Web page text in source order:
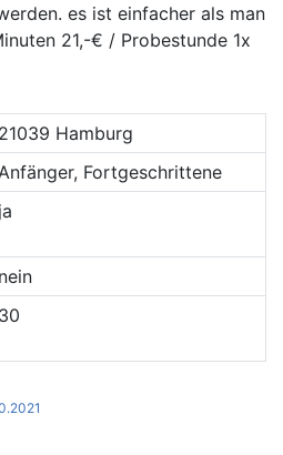
es ist einfacher als man
21,-€ / Probestunde 1x
21039 Hamburg
Anfänger, Fortgeschrittene
ja
nein
30